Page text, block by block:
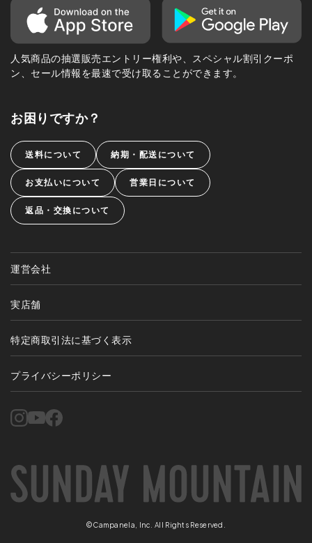
人気商品の抽選販売エントリー権利や、スペシャル割引クーポ
ン、セール情報を最速で受け取ることができます。
お困りですか？
送料について 納期・配送について
お支払いについて 営業日について
返品・交換について
運営会社
実店舗
特定商取引法に基づく表示
プライバシーポリシー
©Campanela, Inc. All Rights Reserved.